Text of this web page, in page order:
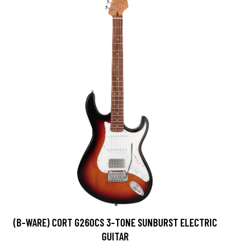
(B-WARE) CORT G260CS 3-TONE SUNBURST ELECTRIC
GUITAR